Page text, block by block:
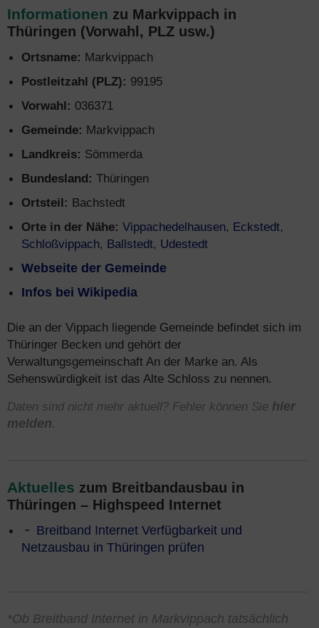
Informationen zu Markvippach in
Thüringen (Vorwahl, PLZ usw.)
Ortsname: Markvippach
Postleitzahl (PLZ): 99195
Vorwahl: 036371
Gemeinde: Markvippach
Landkreis: Sömmerda
Bundesland: Thüringen
Ortsteil: Bachstedt
Orte in der Nähe: Vippachedelhausen, Eckstedt,
Schloßvippach, Ballstedt, Udestedt
Webseite der Gemeinde
Infos bei Wikipedia
Die an der Vippach liegende Gemeinde befindet sich im
Thüringer Becken und gehört der
Verwaltungsgemeinschaft An der Marke an. Als
Sehenswürdigkeit ist das Alte Schloss zu nennen.
Daten sind nicht mehr aktuell? Fehler können Sie hier
melden.
Aktuelles zum Breitbandausbau in
Thüringen – Highspeed Internet
Breitband Internet Verfügbarkeit und
Netzausbau in Thüringen prüfen
*Ob Breitband Internet in Markvippach tatsächlich